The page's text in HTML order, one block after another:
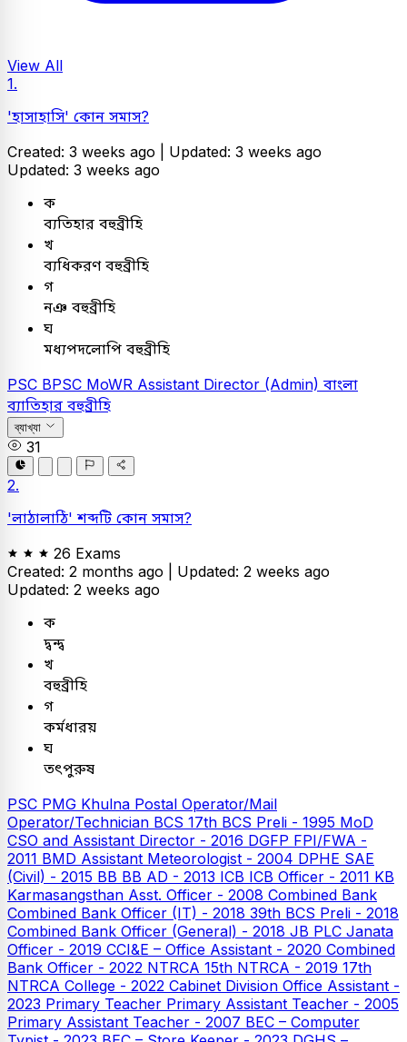
View All
1.
'হাসাহাসি' কোন সমাস?
Created: 3 weeks ago | Updated: 3 weeks ago
Updated: 3 weeks ago
ক
ব্যতিহার বহুব্রীহি
খ
ব্যধিকরণ বহুব্রীহি
গ
নঞ বহুব্রীহি
ঘ
মধ্যপদলোপি বহুব্রীহি
PSC BPSC MoWR Assistant Director (Admin) বাংলা
ব্যাতিহার বহুব্রীহি
ব্যাখ্যা
31
2.
'লাঠালাঠি' শব্দটি কোন সমাস?
26 Exams
Created: 2 months ago | Updated: 2 weeks ago
Updated: 2 weeks ago
ক
দ্বন্দ্ব
খ
বহুব্রীহি
গ
কর্মধারয়
ঘ
তৎপুরুষ
PSC PMG Khulna Postal Operator/Mail
Operator/Technician BCS 17th BCS Preli - 1995 MoD
CSO and Assistant Director - 2016 DGFP FPI/FWA -
2011 BMD Assistant Meteorologist - 2004 DPHE SAE
(Civil) - 2015 BB BB AD - 2013 ICB ICB Officer - 2011 KB
Karmasangsthan Asst. Officer - 2008 Combined Bank
Combined Bank Officer (IT) - 2018 39th BCS Preli - 2018
Combined Bank Officer (General) - 2018 JB PLC Janata
Officer - 2019 CCI&E – Office Assistant - 2020 Combined
Bank Officer - 2022 NTRCA 15th NTRCA - 2019 17th
NTRCA College - 2022 Cabinet Division Office Assistant -
2023 Primary Teacher Primary Assistant Teacher - 2005
Primary Assistant Teacher - 2007 BEC – Computer